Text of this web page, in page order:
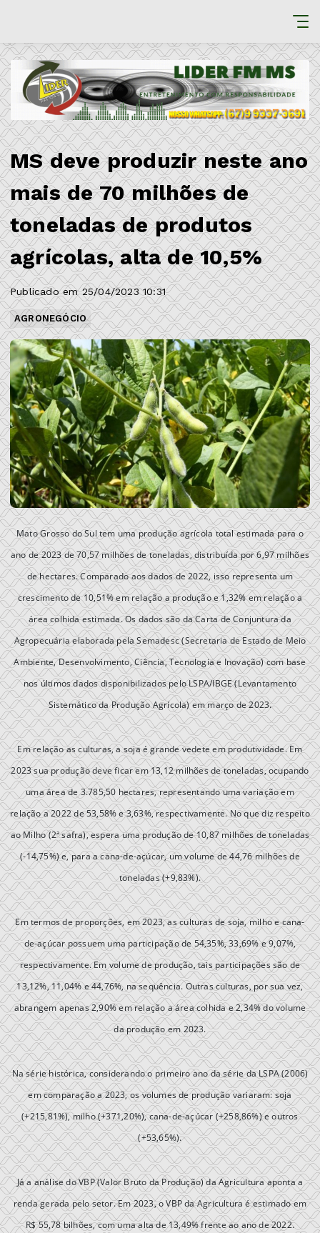
MS deve produzir neste ano
mais de 70 milhões de
toneladas de produtos
agrícolas, alta de 10,5%
Publicado em 25/04/2023 10:31
AGRONEGÓCIO
Mato Grosso do Sul tem uma produção agrícola total estimada para o
ano de 2023 de 70,57 milhões de toneladas, distribuída por 6,97 milhões
de hectares. Comparado aos dados de 2022, isso representa um
crescimento de 10,51% em relação a produção e 1,32% em relação a
área colhida estimada. Os dados são da Carta de Conjuntura da
Agropecuária elaborada pela Semadesc (Secretaria de Estado de Meio
Ambiente, Desenvolvimento, Ciência, Tecnologia e Inovação) com base
nos últimos dados disponibilizados pelo LSPA/IBGE (Levantamento
Sistemático da Produção Agrícola) em março de 2023.
Em relação as culturas, a soja é grande vedete em produtividade. Em
2023 sua produção deve ficar em 13,12 milhões de toneladas, ocupando
uma área de 3.785,50 hectares, representando uma variação em
relação a 2022 de 53,58% e 3,63%, respectivamente. No que diz respeito
ao Milho (2ª safra), espera uma produção de 10,87 milhões de toneladas
(-14,75%) e, para a cana-de-açúcar, um volume de 44,76 milhões de
toneladas (+9,83%).
Em termos de proporções, em 2023, as culturas de soja, milho e cana-
de-açúcar possuem uma participação de 54,35%, 33,69% e 9,07%,
respectivamente. Em volume de produção, tais participações são de
13,12%, 11,04% e 44,76%, na sequência. Outras culturas, por sua vez,
abrangem apenas 2,90% em relação a área colhida e 2,34% do volume
da produção em 2023.
Na série histórica, considerando o primeiro ano da série da LSPA (2006)
em comparação a 2023, os volumes de produção variaram: soja
(+215,81%), milho (+371,20%), cana-de-açúcar (+258,86%) e outros
(+53,65%).
Já a análise do VBP (Valor Bruto da Produção) da Agricultura aponta a
renda gerada pelo setor. Em 2023, o VBP da Agricultura é estimado em
R$ 55,78 bilhões, com uma alta de 13,49% frente ao ano de 2022.